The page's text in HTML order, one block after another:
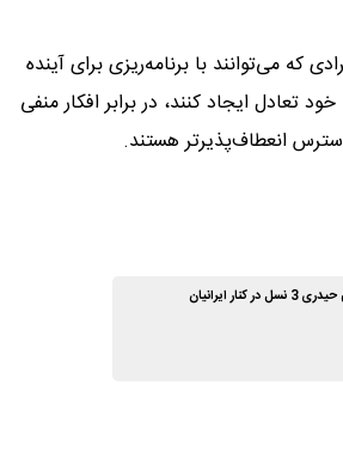
که می‌توانند با برنامه‌ریزی برای آینده
تعادل ایجاد کنند، در برابر افکار منفی
انعطاف‌پذیرتر هستند.
در کنار ایرانیان